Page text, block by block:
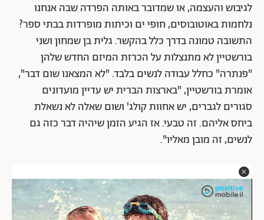
לגיבוש והעצמה, או שמדובר באותה הפרדה שבה אנחנו
נלחמות באוטובוסים, חופי ים וכיתות מופרדות בבתי ספר?
התשובה טמונה בדרך כלל בהקשר. גלית בן שמחון ושני
בורשטיין לא מתנצלות על הכרזת המיזם החדש שלהן
"פנתרה" כחלל עבודה לנשים בלבד. "לא המצאנו שום דבר",
אומרת בורשטיין, "בארצות הברית יש עדיין מועדונים
סגורים לגברים, יש אחוות קולג' ושום שאלה לא נשאלת
ביחס אליהם. זה טבעי. אז הגיע הזמן שיהיה דבר כזה גם
לנשים, זה מובן מאליו".